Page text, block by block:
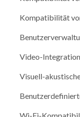
Kompatibilität
Video-Integration
Visuell-